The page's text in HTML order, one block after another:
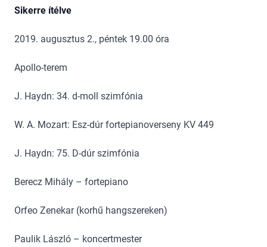
Sikerre ítélve
2019. augusztus 2., péntek 19.00 óra
Apollo-terem
J. Haydn: 34. d-moll szimfónia
W. A. Mozart: Esz-dúr fortepianoverseny KV 449
J. Haydn: 75. D-dúr szimfónia
Berecz Mihály – fortepiano
Orfeo Zenekar (korhű hangszereken)
Paulik László – koncertmester